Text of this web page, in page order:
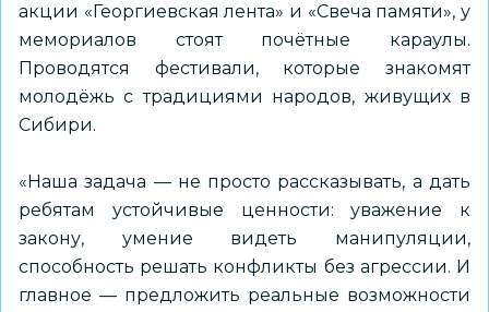
акции «Георгиевская лента» и «Свеча памяти», у
мемориалов стоят почётные караулы.
Проводятся фестивали, которые знакомят
молодёжь с традициями народов, живущих в
Сибири.
«Наша задача — не просто рассказывать, а дать
ребятам устойчивые ценности: уважение к
закону, умение видеть манипуляции,
способность решать конфликты без агрессии. И
главное — предложить реальные возможности